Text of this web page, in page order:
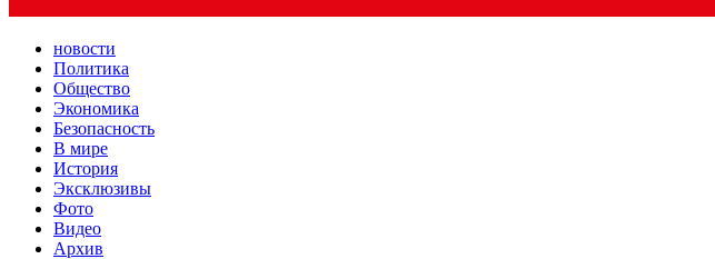
новости
Политика
Общество
Экономика
Безопасность
В мире
История
Эксклюзивы
Фото
Видео
Архив